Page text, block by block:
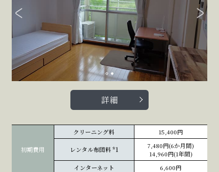
詳細
初期費用
クリーニング料 15,400円
レンタル布団料*1
7,480円(6か月間)
14,960円(1年間)
インターネット
6,600円